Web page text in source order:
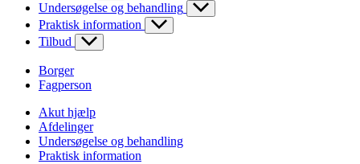
Undersøgelse og behandling
Praktisk information
Tilbud
Borger
Fagperson
Akut hjælp
Afdelinger
Undersøgelse og behandling
Praktisk information